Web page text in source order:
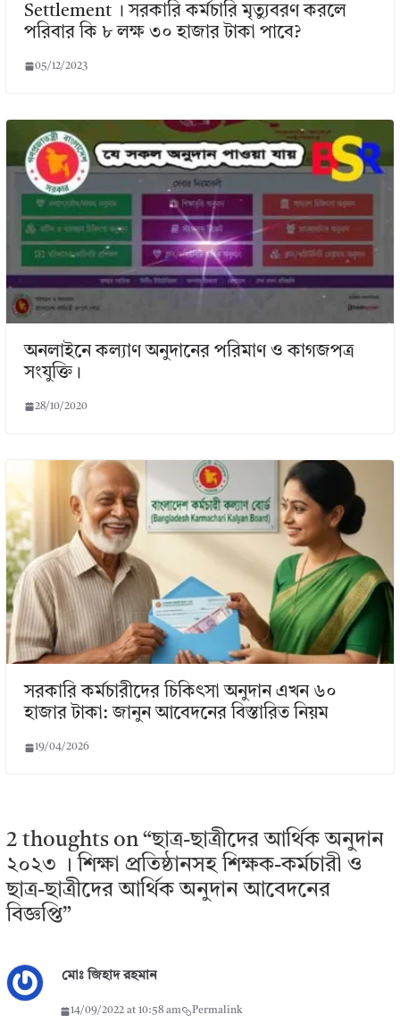
Settlement । সরকারি কর্মচারি মৃত্যুবরণ করলে
পরিবার কি ৮ লক্ষ ৩০ হাজার টাকা পাবে?
05/12/2023
অনলাইনে কল্যাণ অনুদানের পরিমাণ ও কাগজপত্র
সংযুক্তি।
28/10/2020
সরকারি কর্মচারীদের চিকিৎসা অনুদান এখন ৬০
হাজার টাকা: জানুন আবেদনের বিস্তারিত নিয়ম
19/04/2026
2 thoughts on “ছাত্র-ছাত্রীদের আর্থিক অনুদান
২০২৩ । শিক্ষা প্রতিষ্ঠানসহ শিক্ষক-কর্মচারী ও
ছাত্র-ছাত্রীদের আর্থিক অনুদান আবেদনের
বিজ্ঞপ্তি”
মোঃ জিহাদ রহমান
14/09/2022 at 10:58 am Permalink